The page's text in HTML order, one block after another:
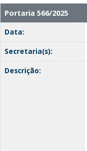
Portaria 566/2025
Data:
Secretaria(s):
Descrição: